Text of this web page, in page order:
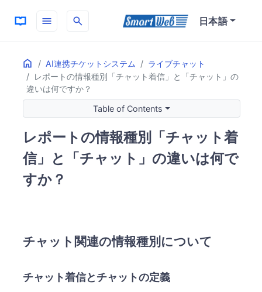
menu search 日本語
Home AI連携チケットシステム
ライブチャット
レポートの情報種別「チャット着信」と「チャット」の
違いは何ですか？
ON THIS PAGE
チャット関連の情報種別について
チャット着信とチャットの定義
チャット着信の詳細
チャット招待のパターン
カウント例
Table of Contents
レポートの情報種別「チャット着
信」と「チャット」の違いは何で
すか？
チャット関連の情報種別について
チャット着信とチャットの定義